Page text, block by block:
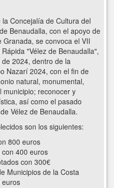
la Concejalía de Cultura del
Benaudalla, con el apoyo de
Granada, se convoca el VII
"Vélez de Benaudalla",
2024, dentro de la
Nazarí 2024, con el fin de
natural, monumental,
municipio; reconocer y
así como el pasado
Vélez de Benaudalla.
son los siguientes:
800 euros
400 euros
con 300€
Municipios de la Costa
euros